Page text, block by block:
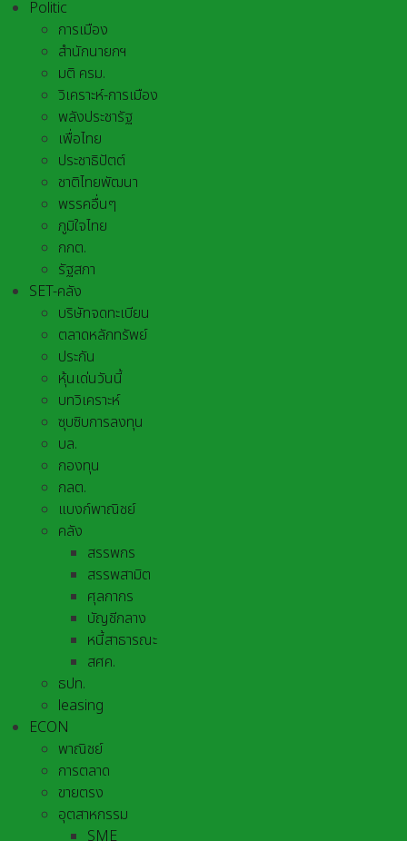
Politic
การเมือง
สำนักนายกฯ
มติ ครม.
วิเคราะห์-การเมือง
พลังประชารัฐ
เพื่อไทย
ประชาธิปัตต์
ชาติไทยพัฒนา
พรรคอื่นๆ
ภูมิใจไทย
กกต.
รัฐสภา
SET-คลัง
บริษัทจดทะเบียน
ตลาดหลักทรัพย์
ประกัน
หุ้นเด่นวันนี้
บทวิเคราะห์
ซุบซิบการลงทุน
บล.
กองทุน
กลต.
แบงก์พาณิชย์
คลัง
สรรพกร
สรรพสามิต
ศุลกากร
บัญชีกลาง
หนี้สาธารณะ
สศค.
ธปท.
leasing
ECON
พาณิชย์
การตลาด
ขายตรง
อุตสาหกรรม
SME